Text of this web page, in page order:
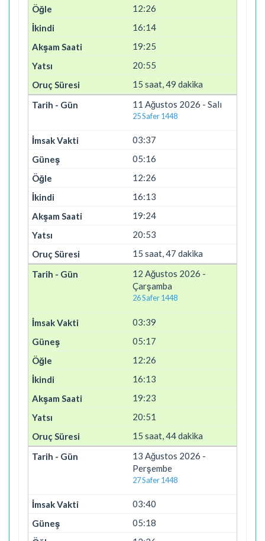
12:26
16:14
19:25
20:55
15 saat, 49 dakika
11 Ağustos 2026 - Salı
25 Safer 1448
03:37
05:16
12:26
16:13
19:24
20:53
15 saat, 47 dakika
12 Ağustos 2026 -
Çarşamba
26 Safer 1448
03:39
05:17
12:26
16:13
19:23
20:51
15 saat, 44 dakika
13 Ağustos 2026 -
Perşembe
27 Safer 1448
03:40
05:18